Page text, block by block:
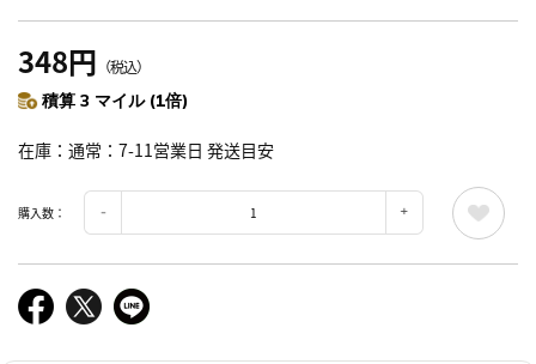
348円 （税込）
積算 3 マイル (1倍)
在庫 通常：7-11営業日 発送目安
購入数：